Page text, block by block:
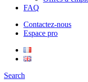
FAQ
Contactez-nous
Espace pro
Search